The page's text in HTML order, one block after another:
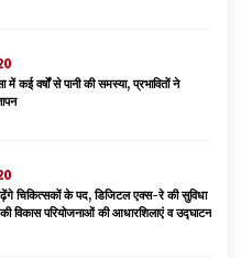
में कई वर्षों से पानी की समस्या, प्रभावितों ने
चिकित्सकों के पद, डिजिटल एक्स-रे की सुविधा
विकास परियोजनाओं की आधारशिलाएं व उद्घाटन